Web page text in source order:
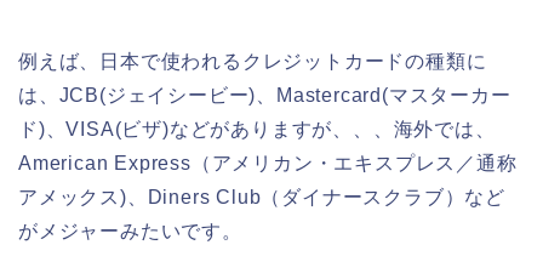
例えば、日本で使われるクレジットカードの種類に
は、JCB(ジェイシービー)、Mastercard(マスターカー
ド)、VISA(ビザ)などがありますが、、、海外では、
American Express（アメリカン・エキスプレス／通称
アメックス)、Diners Club（ダイナースクラブ）など
がメジャーみたいです。